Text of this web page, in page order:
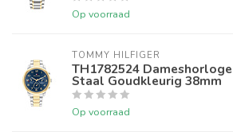
Op voorraad
TOMMY HILFIGER
TH1782524 Dameshorloge
Staal Goudkleurig 38mm
Op voorraad